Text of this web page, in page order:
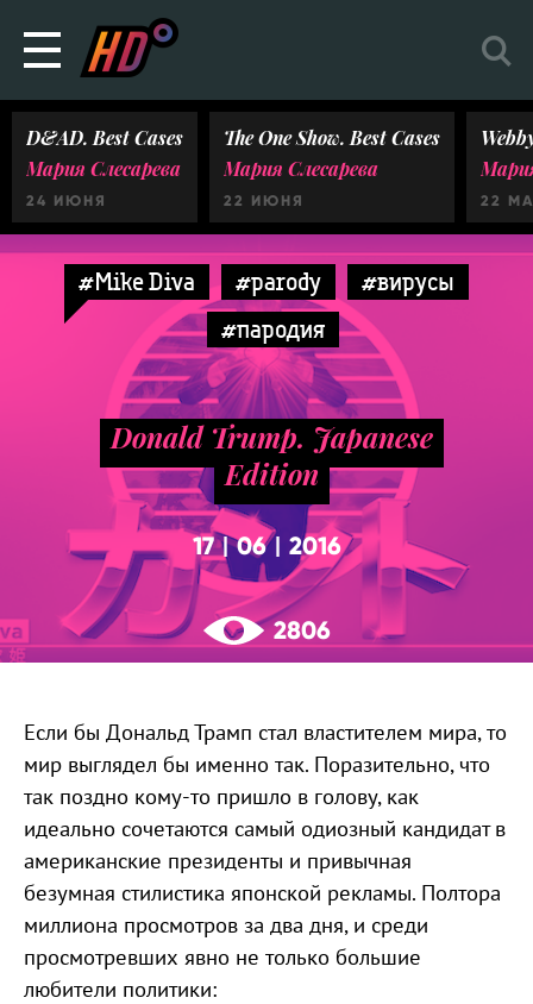
D&AD. Best Cases
Мария Слесарева
24 ИЮНЯ
The One Show. Best Cases
Мария Слесарева
22 ИЮНЯ 22
#Mike Diva #parody
#вирусы
#пародия
Donald Trump. Japanese
Edition
17|06 2016
2806
Если бы Дональд Трамп стал властителем мира, то
мир выглядел бы именно так. Поразительно, что
так поздно кому-то пришло в голову, как
идеально сочетаются самый одиозный кандидат в
американские президенты и привычная
безумная стилистика японской рекламы. Полтора
миллиона просмотров за два дня, и среди
просмотревших явно не только большие
любители политики: